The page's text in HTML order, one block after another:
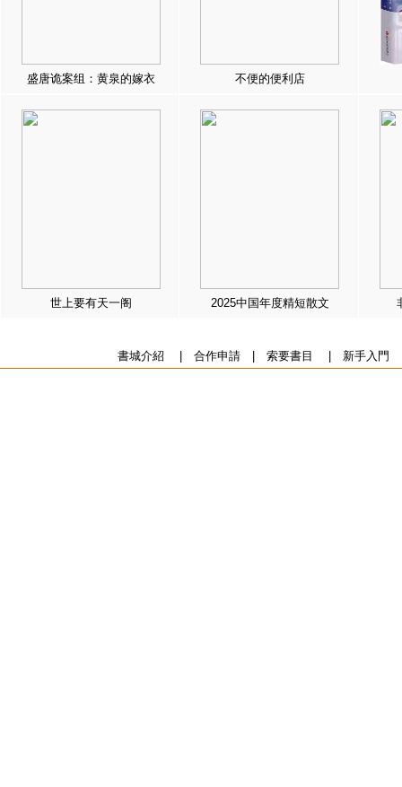
盛唐诡案组：黄泉的嫁衣 不便的便利店
世上要有天一阁 2025中国年度精短散文
書城介紹 合作申請| 索要書目 新手入門